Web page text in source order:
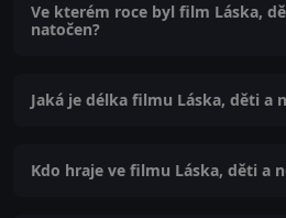
Ve kterém roce byl film Láska,
natočen?
Jaká je délka filmu Láska, děti a
Kdo hraje ve filmu Láska, děti a